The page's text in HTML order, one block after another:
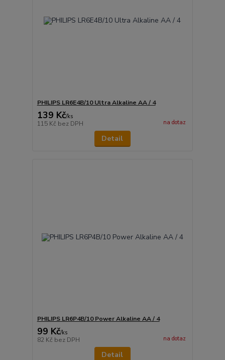
PHILIPS LR6E4B/10 Ultra Alkaline AA / 4
139 Kč/ks
115 Kč bez DPH na dotaz
Detail
PHILIPS LR6P4B/10 Power Alkaline AA / 4
99 Kč/ks
82 Kč bez DPH na dotaz
Detail